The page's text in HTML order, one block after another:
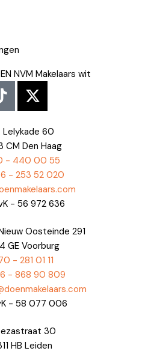
Lelykade 60
CM Den Haag
- 440 00 55
- 253 52 020
- 56 972 636
Oosteinde 291
GE Voorburg
- 281 01 11
- 868 90 809
- 58 077 006
30
HB Leiden